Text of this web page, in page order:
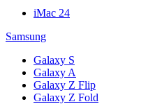
iMac 24
Samsung
Galaxy S
Galaxy A
Galaxy Z Flip
Galaxy Z Fold